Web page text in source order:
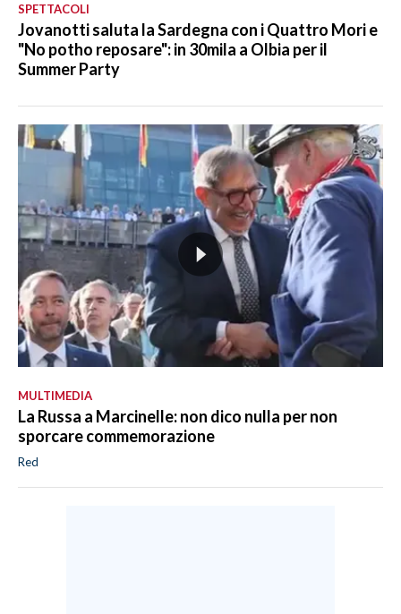
SPETTACOLI
Jovanotti saluta la Sardegna con i Quattro Mori e
"No potho reposare": in 30mila a Olbia per il
Summer Party
MULTIMEDIA
La Russa a Marcinelle: non dico nulla per non
sporcare commemorazione
Red